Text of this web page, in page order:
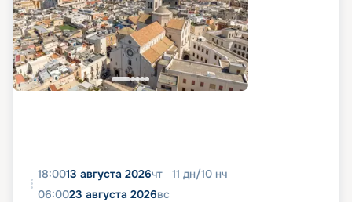
18:0013 августа 2026чт 11 дн/10 нч
06:0023 августа 2026вс